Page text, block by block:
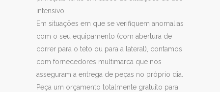
intensivo.
Em situações em que se verifiquem anomalias
com o seu equipamento (com abertura de
correr para o teto ou para a lateral), contamos
com fornecedores multimarca que nos
asseguram a entrega de peças no próprio dia.
Peça um orçamento totalmente gratuito para